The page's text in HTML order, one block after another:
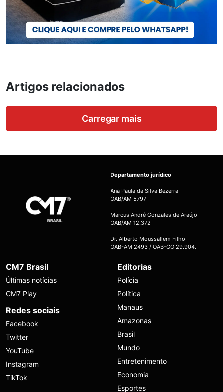
Artigos relacionados
Carregar mais
Departamento jurídico
Ana Paula da Silva Bezerra
OAB/AM 5797
Marcus André Gonzales de Araújo
OAB/AM 12.372
Dr. Alberto Moussallem Filho
OAB-AM 2493 / OAB-GO 29.904.
CM7 Brasil
Últimas notícias
CM7 Play
Redes sociais
Facebook
Twitter
YouTube
Instagram
TikTok
Editorias
Polícia
Política
Manaus
Amazonas
Brasil
Mundo
Entretenimento
Economia
Esportes